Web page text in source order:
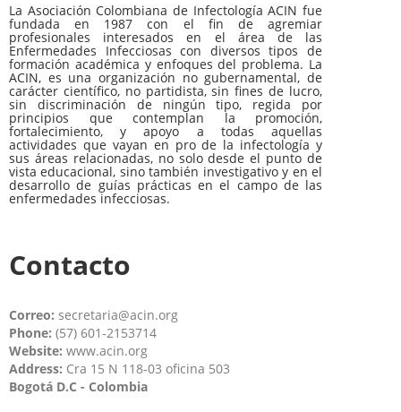
La Asociación Colombiana de Infectología ACIN fue
fundada en 1987 con el fin de agremiar
profesionales interesados en el área de las
Enfermedades Infecciosas con diversos tipos de
formación académica y enfoques del problema. La
ACIN, es una organización no gubernamental, de
carácter científico, no partidista, sin fines de lucro,
sin discriminación de ningún tipo, regida por
principios que contemplan la promoción,
fortalecimiento, y apoyo a todas aquellas
actividades que vayan en pro de la infectología y
sus áreas relacionadas, no solo desde el punto de
vista educacional, sino también investigativo y en el
desarrollo de guías prácticas en el campo de las
enfermedades infecciosas.
Contacto
Correo: secretaria@acin.org
Phone: (57) 601-2153714
Website: www.acin.org
Address: Cra 15 N 118-03 oficina 503
Bogotá D.C - Colombia